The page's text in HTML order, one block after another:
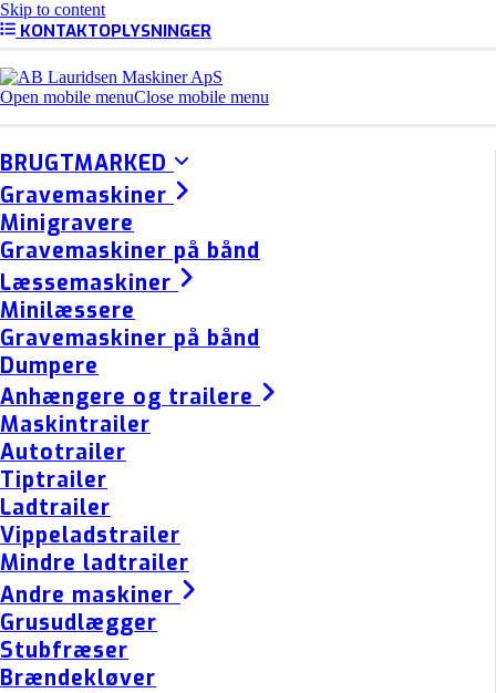
Skip to content
KONTAKTOPLYSNINGER
Open mobile menuClose mobile menu
BRUGTMARKED
Gravemaskiner
Minigravere
Gravemaskiner på bånd
Læssemaskiner
Minilæssere
Gravemaskiner på bånd
Dumpere
Anhængere og trailere
Maskintrailer
Autotrailer
Tiptrailer
Ladtrailer
Vippeladstrailer
Mindre ladtrailer
Andre maskiner
Grusudlægger
Stubfræser
Brændekløver